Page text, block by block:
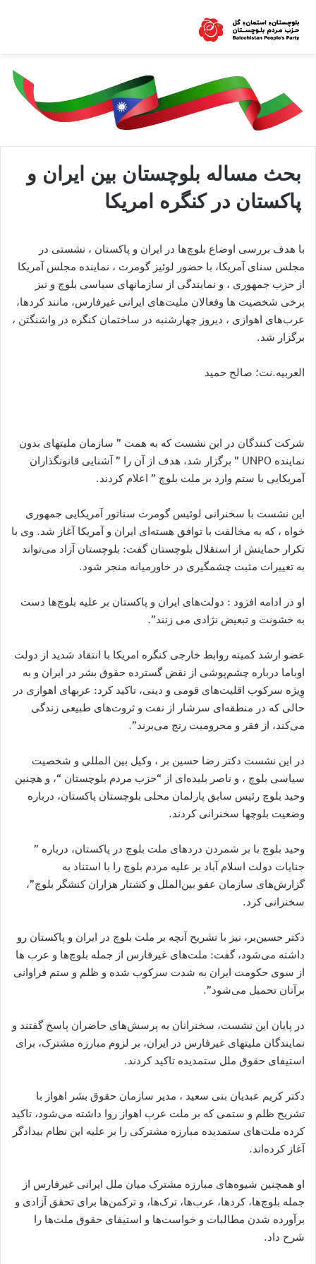
بحث مساله بلوچستان بين ايران و
پاكستان در كنگره امريكا
با هدف بررسی اوضاع بلوچ‌ها در ایران و پاکستان ، نشستی در
مجلس سنای آمریکا، با حضور لوئيز گومرت ، نماينده مجلس آمریکا
از حزب جمهورى ، و نمایندگی از سازمانهاى سياسى بلوچ و نيز
برخى شخصيت ها وفعالان مليت‌های ایرانی غیرفارس، مانند کردها،
عرب‌هاى اهوازى ، ديروز چهارشنبه در ساختمان كنگره در واشنگتن ،
برگزار شد.
العربيه.نت؛ صالح حمید
شرکت کنندگان در این نشست که به همت ” سازمان مليتهاى بدون
نماينده UNPO ” برگزار شد، هدف از آن را ” آشنایی قانونگذاران
آمریکایی با ستم وارد بر ملت بلوچ ” اعلام کردند.
این نشست با سخنرانی لوئیس گومرت سناتور آمریکایی جمهورى
خواه ، که به مخالفت با توافق هسته‌ای ایران و آمریکا آغاز شد. وى با
تکرار حمایتش از استقلال بلوچستان گفت: بلوچستان آزاد می‌تواند
به تغییرات مثبت چشمگیری در خاورمیانه منجر شود.
او در ادامه افزود : دولت‌های ایران و پاکستان بر علیه بلوچ‌ها دست
به خشونت و تبعیض نژادی می زنند”.
عضو ارشد کمیته روابط خارجی کنگره امریکا با انتقاد شدید از دولت
اوباما درباره چشم‌پوشی از نقض گسترده حقوق بشر در ایران و به
وِیژه سركوب اقلیت‌های قومى و دینی، تاکید کرد: عربهاى اهوازى در
حالی که در منطقه‌ای سرشار از نفت و ثروت‌هاى طبيعى زندگی
می‌کند، از فقر و محرومیت رنج می‌برند”.
در این نشست دکتر رضا حسین بر ، وكيل بين المللى و شخصيت
سياسى بلوچ ، و ناصر بليده‌ای از “حزب مردم بلوچستان “، و هچنين
وحید بلوچ رئیس سابق پارلمان محلی بلوچستان پاكستان، درباره
وضعيت بلوچها سخنرانى كردند.
وحید بلوچ با بر شمردن دردهای ملت بلوچ در پاکستان، درباره ”
جنایات دولت اسلام آباد بر علیه مردم بلوچ را با استناد به
گزارش‌های سازمان عفو بین‌الملل و کشتار هزاران کنشگر بلوچ”،
سخنرانى كرد.
دکتر حسین‌بر، نیز با تشریح آنچه بر ملت بلوچ در ایران و پاکستان رو
داشته می‌شود، گفت: ملت‌های غیرفارس از جمله بلوچ‌ها و عرب ها
از سوی حكومت ایران به شدت سرکوب شده و ظلم و ستم فراوانی
برآنان تحمیل می‌شود”.
در پایان این نشست، سخنرانان به پرسش‌های حاضران پاسخ گفتند و
نمایندگان مليتهاى غیرفارس در ایران، بر لزوم مبارزه مشترک، برای
استیفای حقوق ملل ستمدیده تاکید کردند.
دکتر کریم عبدیان بنی سعید ، مدير سازمان حقوق بشر اهواز با
تشریح ظلم و ستمی که بر ملت عرب اهواز روا داشته می‌شود، تاکید
کرده ملت‌های ستمدیده مبارزه مشترکی را بر علیه این نظام بیدادگر
آغاز کرده‌اند.
او همچنین شیوه‌های مبارزه مشترک میان ملل ایرانی غیرفارس از
جمله بلوچ‌ها، کردها، عرب‌ها، ترک‌ها، و ترکمن‌ها برای تحقق آزادی و
برآورده شدن مطالبات و خواست‌ها و استیفای حقوق ملت‌ها را
شرح داد.